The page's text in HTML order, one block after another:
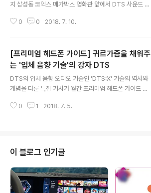
지 삼성동 코엑스 메가박스 영화관 앞에서 DTS 사운드 체
인 G7ThinQ에 탑재된 DTS 사운드 솔루션을 체험할 수
'사운드' 가 아닐까요? 최근 영상 콘텐츠가 많아지면서 사
운드와 음질에 대한 관심도 점차 증가하고 있는데요 그래
서 DTS가 생생한 사운드를 제대로 체험할 수 있는 DTS
사운드 체험관을 준비했습니다! 많은 분들이 DTS 사운드
솔루션을 직접 체험해보기 위해 이 곳을 찾아주셨는데요 D
TS 의 입체음향 기술이 탑재된 최신 스마트폰 LG G7Thi
0 0 2018. 7. 10.
[프리미엄 헤드폰 가이드] 귀르가즘을 채워주
는 '입체 음향 기술'의 강자 DTS
DTS의 입체 음향 오디오 기술인 'DTS:X' 기술의 역사와
개념을 다룬 특집 기사가 월간 프리미엄 헤드폰 가이드 잡
수록, 매거진 / 2018년 5월호 수록) '귀르가즘을 채워주는
강화시키고 있는데요. 이처럼 고음질 오디오가 일상 생활
에서도 중요해진 만큼 우리의 '귀'를 만족 시켜줄 입체 음향
기술이 주목 받고 있습니다. 이와 관련된 특집 기사가 월간
프리미엄 헤드폰 가이드에 잘 소개되었는데요. 함께 보실
까요? - 다음은 해당 기사의 일부를 발췌한 내용입니다. "
0 1 2018. 7. 5.
이 블로그 인기글